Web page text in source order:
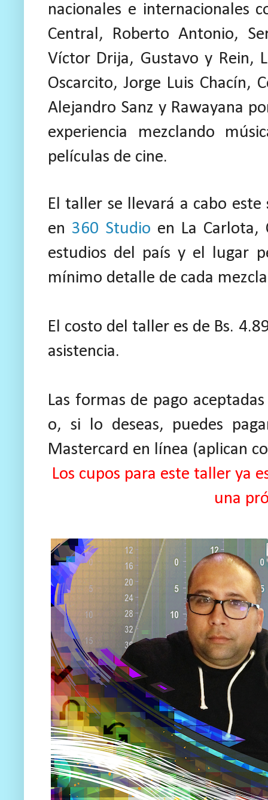
nacionales e internacionales
Central,
Roberto Antonio,
Víctor Drija, Gustavo y Rein,
Oscarcito,Jorge Luis Chacín,
Alejandro Sanz y Rawayana
experiencia mezclando
películas de cine.
El taller se llevará a cabo este
en 360 Studio en La Carlota,
estudios del país y el lugar
mínimo detalle de cada
El costo del taller es de Bs.
asistencia.
Las formas de pago
o, si lo deseas, puedes
Mastercard en línea (aplican
Los cupos para este taller ya
una